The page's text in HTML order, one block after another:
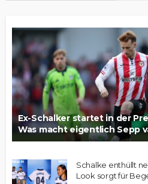
Ex-Schalker startet in der
Was macht eigentlich Sepp
Schalke enthüllt
Look sorgt für